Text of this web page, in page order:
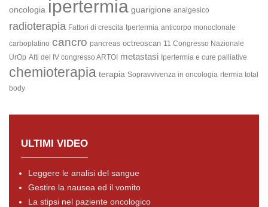
oncologia ipertermia guarigione analgesico
radioterapia Fattori di crescita Ipertermia anticorpo monoclonale
carboplatino cancro pancreas octreoscan 11 Congresso Nazionale
UrOp Atti del IV congresso ARTOI metastasi Ipertermia e cure palliative
chemioterapia terapia Sopravvivenza in oncologia rtermia total
body
ULTIMI VIDEO
Leggere le analisi del sangue
Gestire la nausea ed il vomito
La stipsi nel paziente oncologico